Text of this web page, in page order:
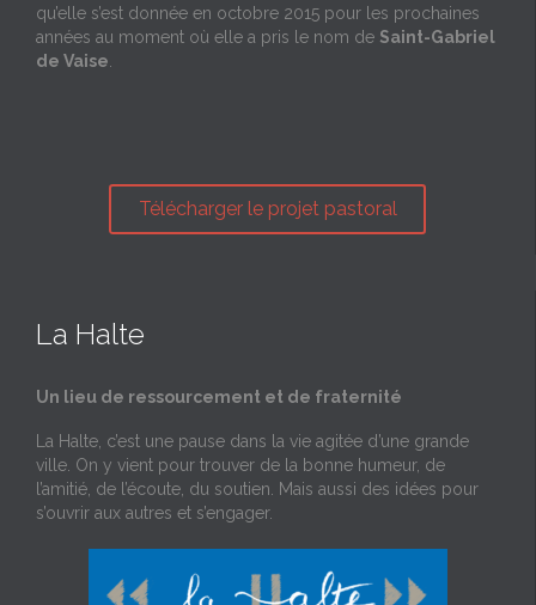
qu’elle s’est donnée en octobre 2015 pour les prochaines
années au moment où elle a pris le nom de Saint-Gabriel
de Vaise
Télécharger le projet pastoral
La Halte
Un lieu de ressourcement et de fraternité
La Halte, c’est une pause dans la vie agitée d’une grande
ville. On y vient pour trouver de la bonne humeur, de
l’amitié, de l’écoute, du soutien. Mais aussi des idées pour
s’ouvrir aux autres et s’engager.